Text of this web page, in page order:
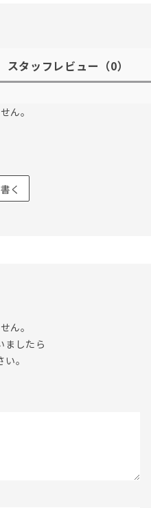
スタッフレビュー （0）
ん。
く
ん。
ましたら
。